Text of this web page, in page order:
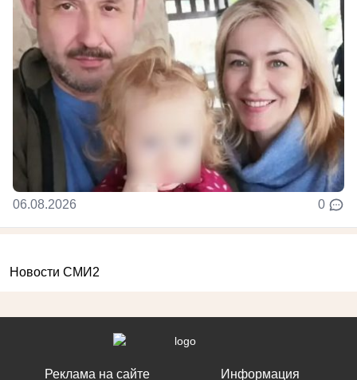
06.08.2026 0
Новости СМИ2
Реклама на сайте Информация